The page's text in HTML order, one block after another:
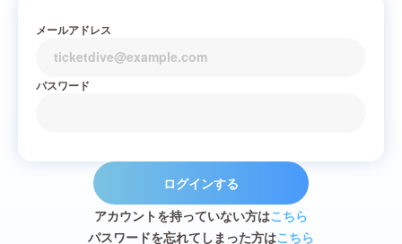
メールアドレス
パスワード
ログインする
アカウントを持っていない方はこちら
パスワードを忘れてしまった方はこちら